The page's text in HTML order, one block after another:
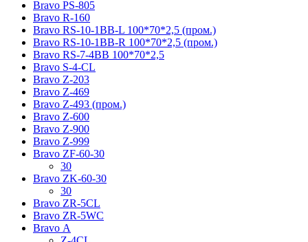
Bravo PS-805
Bravo R-160
Bravo RS-10-1BB-L 100*70*2,5 (пром.)
Bravo RS-10-1BB-R 100*70*2,5 (пром.)
Bravo RS-7-4BB 100*70*2,5
Bravo S-4-CL
Bravo Z-203
Bravo Z-469
Bravo Z-493 (пром.)
Bravo Z-600
Bravo Z-900
Bravo Z-999
Bravo ZF-60-30
30
Bravo ZK-60-30
30
Bravo ZR-5CL
Bravo ZR-5WC
Bravo А